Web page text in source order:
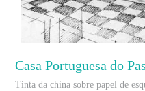
Casa Portuguesa do
Tinta da china sobre papel de